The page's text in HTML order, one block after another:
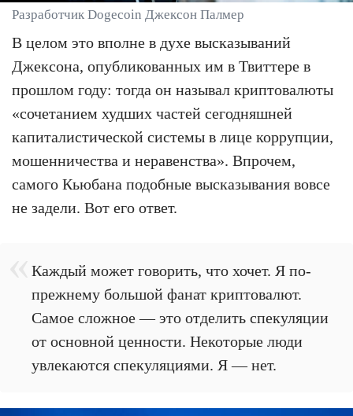
Разработчик Dogecoin Джексон Палмер
В целом это вполне в духе высказываний
Джексона, опубликованных им в Твиттере в
прошлом году: тогда он называл криптовалюты
«сочетанием худших частей сегодняшней
капиталистической системы в лице коррупции,
мошенничества и неравенства». Впрочем,
самого Кьюбана подобные высказывания вовсе
не задели. Вот его ответ.
Каждый может говорить, что хочет. Я по-
прежнему большой фанат криптовалют.
Самое сложное — это отделить спекуляции
от основной ценности. Некоторые люди
увлекаются спекуляциями. Я — нет.